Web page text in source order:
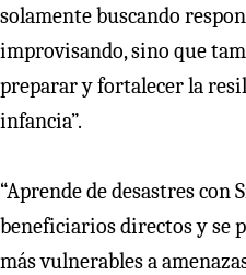
solamente buscando
improvisando, sino que
preparar y fortalecer la
infancia”.
“Aprende de desastres
beneficiarios directos y se
más vulnerables a